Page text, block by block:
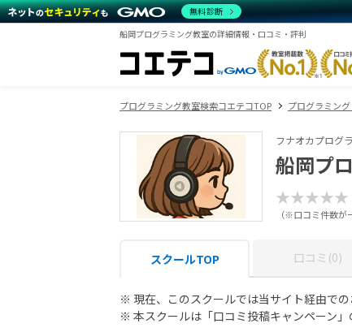
船岡プログラミング教室の詳細情報・口コミ・評判
プログラミング教室検索コエテコTOP プログラミン
フナオカプログ
船岡プ
★★★★★
（※口コミ件数が
スクールTOP 口コミ(0)
※ 現在、このスクールでは当サイト経由で
※ 本スクールは「口コミ投稿キャンペーン」
無料診断